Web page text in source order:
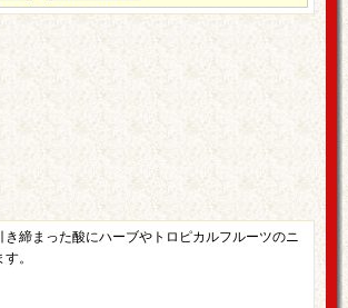
締まった酸にハーブやトロピカルフルーツのニ
。